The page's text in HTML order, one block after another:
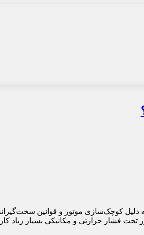
دلیل کوچک‌سازی موتور و قوانین
تحت فشار حرارتی و مکانیکی بسیار